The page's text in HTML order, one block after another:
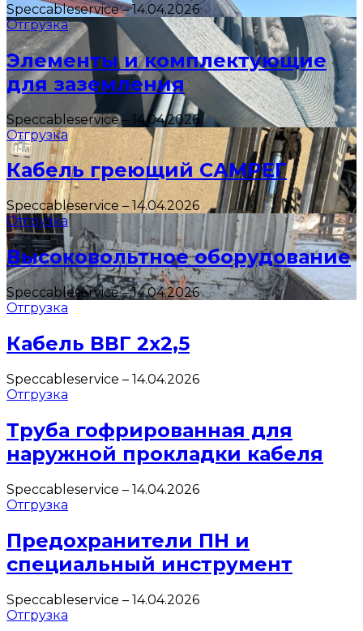
Speccableservice–14.04.2026
Отгрузка
Элементы и комплектующие
для заземления
Speccableservice– 14.04.2026
Отгрузка
Кабель греющий САМРЕГ
Speccableservice– 14.04.2026
Отгрузка
Высоковольтное оборудование
Speccableservice–14.04.2026
Отгрузка
Кабель ВВГ 2х2,5
Speccableservice – 14.04.2026
Отгрузка
Труба гофрированная для
наружной прокладки кабеля
Speccableservice – 14.04.2026
Отгрузка
Предохранители ПН и
специальный инструмент
Speccableservice – 14.04.2026
Отгрузка